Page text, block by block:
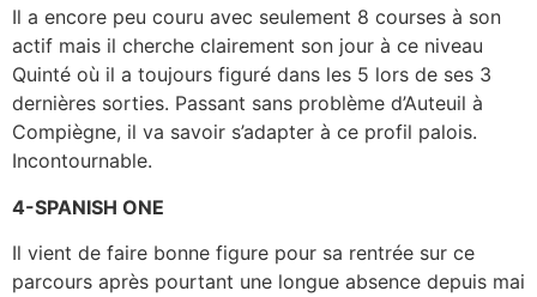
Il a encore peu couru avec seulement 8 courses à son
actif mais il cherche clairement son jour à ce niveau
Quinté où il a toujours figuré dans les 5 lors de ses 3
dernières sorties. Passant sans problème d’Auteuil à
Compiègne, il va savoir s’adapter à ce profil palois.
Incontournable.
4-SPANISH ONE
Il vient de faire bonne figure pour sa rentrée sur ce
parcours après pourtant une longue absence depuis mai